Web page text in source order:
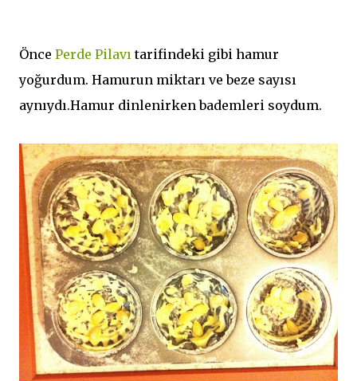
Önce Perde Pilavı tarifindeki gibi hamur
yoğurdum. Hamurun miktarı ve beze sayısı
aynıydı.Hamur dinlenirken bademleri soydum.